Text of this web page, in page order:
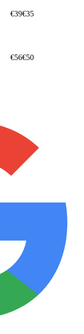
€39€35
€56€50